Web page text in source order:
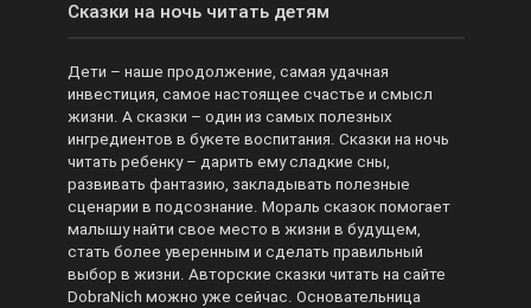
Сказки на ночь читать детям
Дети – наше продолжение, самая удачная
инвестиция, самое настоящее счастье и смысл
жизни. А сказки – один из самых полезных
ингредиентов в букете воспитания. Сказки на ночь
читать ребенку – дарить ему сладкие сны,
развивать фантазию, закладывать полезные
сценарии в подсознание. Мораль сказок помогает
малышу найти свое место в жизни в будущем,
стать более уверенным и сделать правильный
выбор в жизни. Авторские сказки читать на сайте
DobraNich можно уже сейчас. Основательница